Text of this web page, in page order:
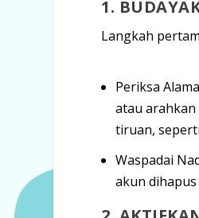
1.
Langkah
Periksa
atau
tiruan,
Waspadai
akun